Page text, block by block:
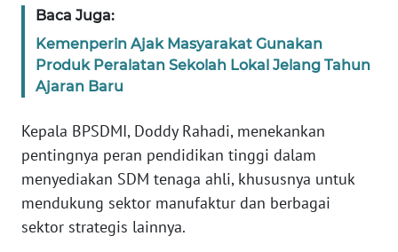
Baca Juga:
Kemenperin Ajak Masyarakat Gunakan
Produk Peralatan Sekolah Lokal Jelang Tahun
Ajaran Baru
Kepala BPSDMI, Doddy Rahadi, menekankan
pentingnya peran pendidikan tinggi dalam
menyediakan SDM tenaga ahli, khususnya untuk
mendukung sektor manufaktur dan berbagai
sektor strategis lainnya.
PAPUA
WN
BARAT
WN
RIAU